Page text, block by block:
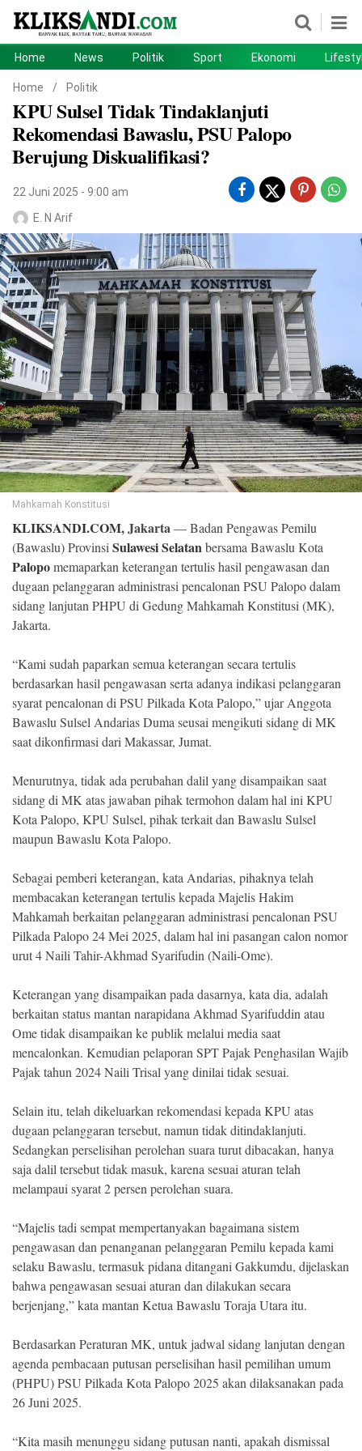
Politik Sport
Teknologi
©
Copyright
2026
Klik
Sandi
-
All
right
reserved
Home News Politik Sport Ekonomi
Home / Politik
KPU Sulsel Tidak Tindaklanjuti
Rekomendasi Bawaslu, PSU Palopo
Berujung Diskualifikasi?
22 Juni 2025 - 9:00 am
E. N Arif
Mahkamah Konstitusi
KLIKSANDI.COM, Jakarta— Badan Pengawas Pemilu
(Bawaslu) Provinsi Sulawesi Selatanbersama Bawaslu Kota
Palopomemaparkan keterangan tertulis hasil pengawasan dan
dugaan pelanggaran administrasi pencalonan PSU Palopo dalam
sidang lanjutan PHPU di Gedung Mahkamah Konstitusi (MK),
Jakarta.
“Kami sudah paparkan semua keterangan secara tertulis
berdasarkan hasil pengawasan serta adanya indikasi pelanggaran
syarat pencalonan di PSU Pilkada Kota Palopo,” ujar Anggota
Bawaslu Sulsel Andarias Duma seusai mengikuti sidang di MK
saat dikonfirmasi dari Makassar, Jumat.
Menurutnya, tidak ada perubahan dalil yang disampaikan saat
sidang di MK atas jawaban pihak termohon dalam hal ini KPU
Kota Palopo, KPU Sulsel, pihak terkait dan Bawaslu Sulsel
maupun Bawaslu Kota Palopo.
Sebagai pemberi keterangan, kata Andarias, pihaknya telah
membacakan keterangan tertulis kepada Majelis Hakim
Mahkamah berkaitan pelanggaran administrasi pencalonan PSU
Pilkada Palopo 24 Mei 2025, dalam hal ini pasangan calon nomor
urut 4 Naili Tahir-Akhmad Syarifudin (Naili-Ome).
Keterangan yang disampaikan pada dasarnya, kata dia, adalah
berkaitan status mantan narapidana Akhmad Syarifuddin atau
Ome tidak disampaikan ke publik melalui media saat
mencalonkan. Kemudian pelaporan SPT Pajak Penghasilan Wajib
Pajak tahun 2024 Naili Trisal yang dinilai tidak sesuai.
Selain itu, telah dikeluarkan rekomendasi kepada KPU atas
dugaan pelanggaran tersebut, namun tidak ditindaklanjuti.
Sedangkan perselisihan perolehan suara turut dibacakan, hanya
saja dalil tersebut tidak masuk, karena sesuai aturan telah
melampaui syarat 2 persen perolehan suara.
“Majelis tadi sempat mempertanyakan bagaimana sistem
pengawasan dan penanganan pelanggaran Pemilu kepada kami
selaku Bawaslu, termasuk pidana ditangani Gakkumdu, dijelaskan
bahwa pengawasan sesuai aturan dan dilakukan secara
berjenjang,” kata mantan Ketua Bawaslu Toraja Utara itu.
Berdasarkan Peraturan MK, untuk jadwal sidang lanjutan dengan
agenda pembacaan putusan perselisihan hasil pemilihan umum
(PHPU) PSU Pilkada Kota Palopo 2025 akan dilaksanakan pada
26 Juni 2025.
“Kita masih menunggu sidang putusan nanti, apakah dismissal